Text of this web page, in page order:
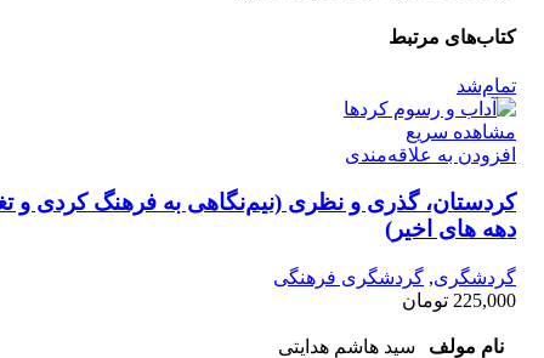
کتاب‌های مرتبط
تمام‌شد
مشاهده سریع
افزودن به علاقه‌مندی
کردستان، گذری و نظری (نیم‌نگاهی به فرهنگ کردی و
دهه‌ های اخیر)
گردشگری, گردشگری فرهنگی
225,000 تومان
نام مولف سید هاشم هدایتی